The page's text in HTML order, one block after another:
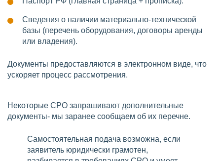
Сведения о наличии материально-технической
базы (перечень оборудования, договоры аренды
или владения).
Документы предоставляются в электронном виде, что
ускоряет процесс рассмотрения.
Некоторые СРО запрашивают дополнительные
документы- мы заранее сообщаем об их перечне.
Самостоятельная подача возможна, если
заявитель юридически грамотен,